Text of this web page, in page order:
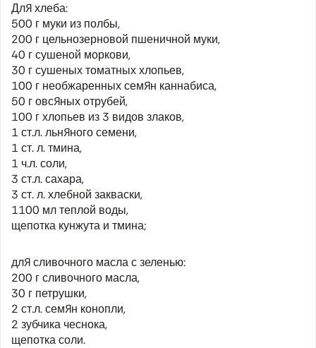
Для хлеба:
500 г муки из полбы,
200 г цельнозерновой пшеничной муки,
40 г сушеной моркови,
30 г сушеных томатных хлопьев,
100 г необжаренных семян каннабиса,
50 г овсяных отрубей,
100 г хлопьев из 3 видов злаков,
1 ст.л. льняного семени,
1 ст. л. тмина,
1 ч.л. соли,
3 ст.л. сахара,
3 ст. л. хлебной закваски,
1100 мл теплой воды,
щепотка кунжута и тмина;
для сливочного масла с зеленью:
200 г сливочного масла,
30 г петрушки,
2 ст.л. семян конопли,
2 зубчика чеснока,
щепотка соли.